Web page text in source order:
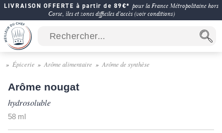
LIVRAISON OFFERTE à partir de 89€* pour la France Métropolitaine hors
Corse, îles et zones difficiles d'accès (voir conditions)
Épicerie Arôme alimentaire Arôme de synthèse
Arôme nougat
hydrosoluble
58 ml